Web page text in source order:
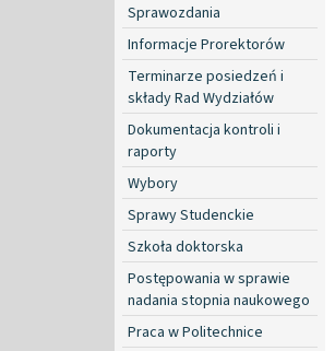
Sprawozdania
Informacje Prorektorów
Terminarze posiedzeń i
składy Rad Wydziałów
Dokumentacja kontroli i
raporty
Wybory
Sprawy Studenckie
Szkoła doktorska
Postępowania w sprawie
nadania stopnia naukowego
Praca w Politechnice